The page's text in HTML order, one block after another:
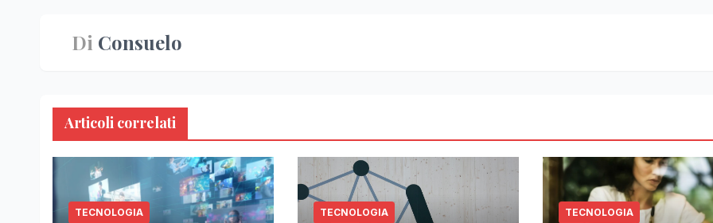
Di Consuelo
Articoli correlati
TECNOLOGIA TECNOLOGIA TECNOLOGIA